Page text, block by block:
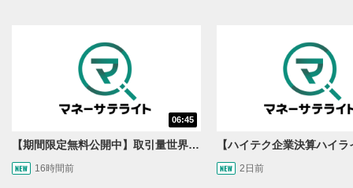
動画再生エリア
動画再生エリアをクリックすると、動画を再生または
一時停止します。
2
操作メニュー
06:45
【期間限定無料公開中】取引量世界一の通貨ペアに優位性あり!?ドル/円&ユーロドルのテクニカルを検証！【JINのマンスリーFX戦略】
16時間前 2日前